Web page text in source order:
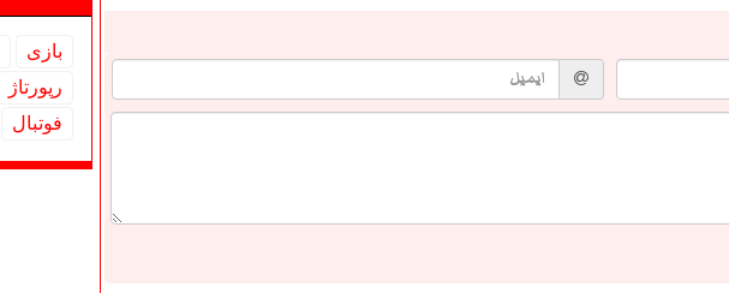
بازی
رپورتاژ
فوتبال